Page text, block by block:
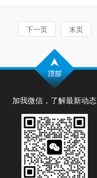
下一页 末页
加我微信，了解最新动态